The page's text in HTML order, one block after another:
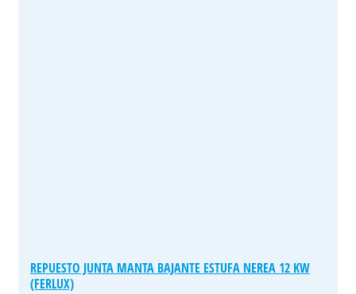
REPUESTO JUNTA MANTA BAJANTE ESTUFA NEREA 12 KW
(FERLUX)